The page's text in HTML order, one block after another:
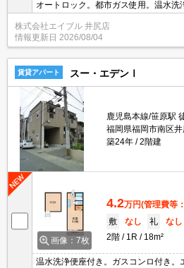
オートロック。都市ガス使用。温水洗
式。
株式会社エイブル 井尻店
情報更新日 2026/08/04
賃貸アパート スー・エデンⅠ
鹿児島本線/笹原駅
福岡県福岡市南区井
築24年
2階建
画像：7枚
4.2万円(管理費等
敷
なし 礼
なし
2階
1R 18m²
温水洗浄便座付き。ガスコンロ付き。